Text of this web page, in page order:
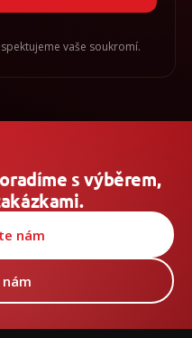
vaše soukromí.
s výběrem,
nám